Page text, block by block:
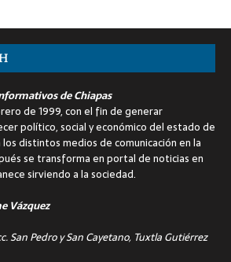
de Chiapas
de 1999, con el fin de generar
político, social y económico del estado de
distintos medios de comunicación en la
se transforma en portal de noticias en
sirviendo a la sociedad.
Vázquez
San Pedro y San Cayetano, Tuxtla Gutiérrez